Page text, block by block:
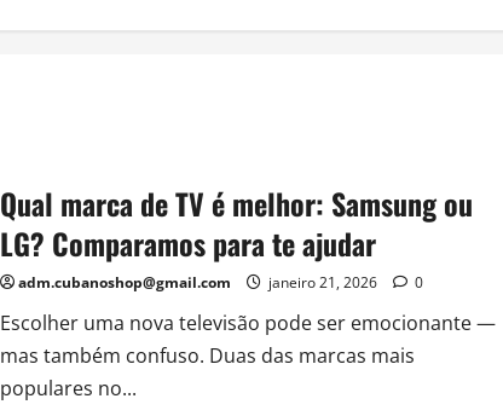
Qual marca de TV é melhor: Samsung ou
LG? Comparamos para te ajudar
adm.cubanoshop@gmail.com janeiro 21, 2026 0
Escolher uma nova televisão pode ser emocionante —
mas também confuso. Duas das marcas mais
populares no...